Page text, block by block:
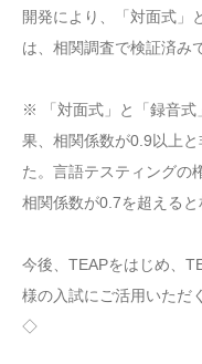
開発により、「対面式」
は、相関調査で検証済み
※ 「対面式」と「録音式
果、相関係数が0.9以上
た。言語テスティングの
相関係数が0.7を超えると
今後、TEAPをはじめ、
様の入試にご活用いただ
◇